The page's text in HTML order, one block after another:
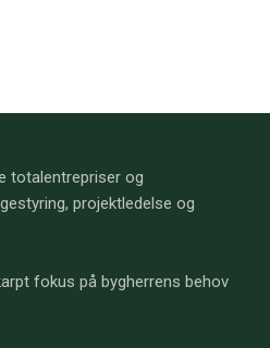
totalentrepriser og
projektledelse og
fokus på bygherrens behov